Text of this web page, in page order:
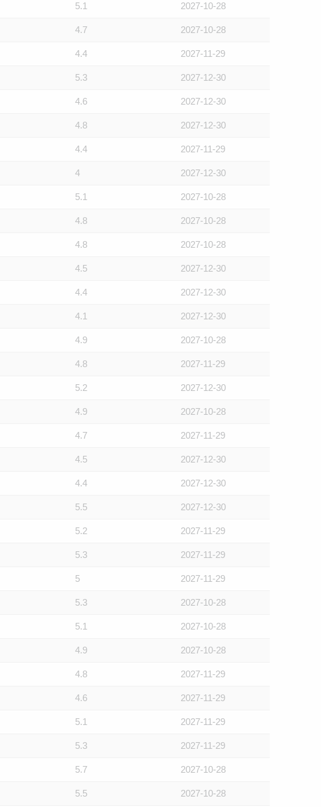
5.1 2027-10-28
4.7 2027-10-28
4.4 2027-11-29
5.3 2027-12-30
4.6 2027-12-30
4.8 2027-12-30
4.4 2027-11-29
4 2027-12-30
5.1 2027-10-28
4.8 2027-10-28
4.8 2027-10-28
4.5 2027-12-30
4.4 2027-12-30
4.1 2027-12-30
4.9 2027-10-28
4.8 2027-11-29
5.2 2027-12-30
4.9 2027-10-28
4.7 2027-11-29
4.5 2027-12-30
4.4 2027-12-30
5.5 2027-12-30
5.2 2027-11-29
5.3 2027-11-29
5 2027-11-29
5.3 2027-10-28
5.1 2027-10-28
4.9 2027-10-28
4.8 2027-11-29
4.6 2027-11-29
5.1 2027-11-29
5.3 2027-11-29
5.7 2027-10-28
5.5 2027-10-28